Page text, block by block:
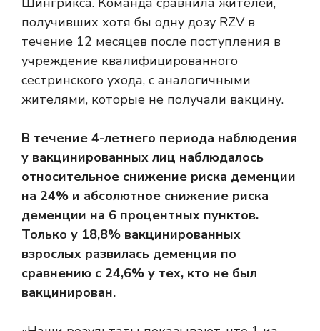
получивших хотя бы одну дозу RZV в
течение 12 месяцев после поступления в
учреждение квалифицированного
сестринского ухода, с аналогичными
жителями, которые не получали вакцину.
В течение 4-летнего периода наблюдения
у вакцинированных лиц наблюдалось
относительное снижение риска деменции
на 24% и абсолютное снижение риска
деменции на 6 процентных пунктов.
Только у 18,8% вакцинированных
взрослых развилась деменция по
сравнению с 24,6% у тех, кто не был
вакцинирован.